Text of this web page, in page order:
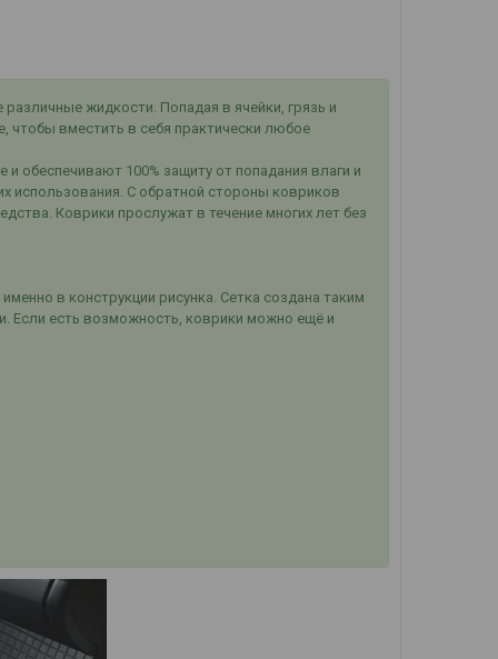
жидкости. Попадая в ячейки, грязь и
чтобы вместить в себя практически любое
обеспечивают 100% защиту от попадания влаги и
использования. С обратной стороны ковриков
Коврики прослужат в течение многих лет без
в конструкции рисунка. Сетка создана таким
Если есть возможность, коврики можно ещё и